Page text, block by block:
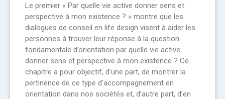
Le premier « Par quelle vie active donner sens et
perspective à mon existence ? » montre que les
dialogues de conseil en life design visent à aider les
personnes à trouver leur réponse à la question
fondamentale d’orientation par quelle vie active
donner sens et perspective à mon existence ? Ce
chapitre a pour objectif, d’une part, de montrer la
pertinence de ce type d’accompagnement en
orientation dans nos sociétés et, d’autre part, d’en